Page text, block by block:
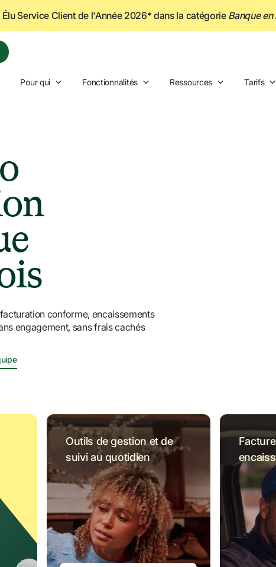
Élu Service Client de l'Année 2026* dans la catégorie Banque en
Pour qui Fonctionnalités Ressources Tarifs
conforme, encaissements
engagement, sans frais cachés
Outils de gestion et de
suivi au quotidien